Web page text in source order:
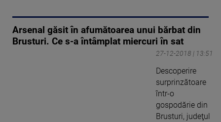
Arsenal găsit în afumătoarea unui bărbat din
Brusturi. Ce s-a întâmplat miercuri în sat
27-12-2018 | 13:51
Descoperire
surprinzătoare
într-o
gospodărie din
Brusturi, judeţul